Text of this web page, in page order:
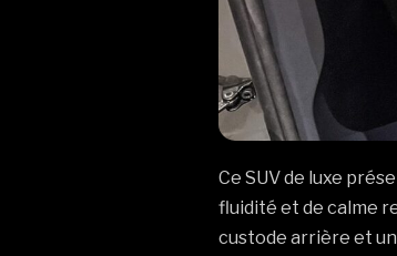
Ce SUV de luxe
fluidité et de calme
custode arrière et un